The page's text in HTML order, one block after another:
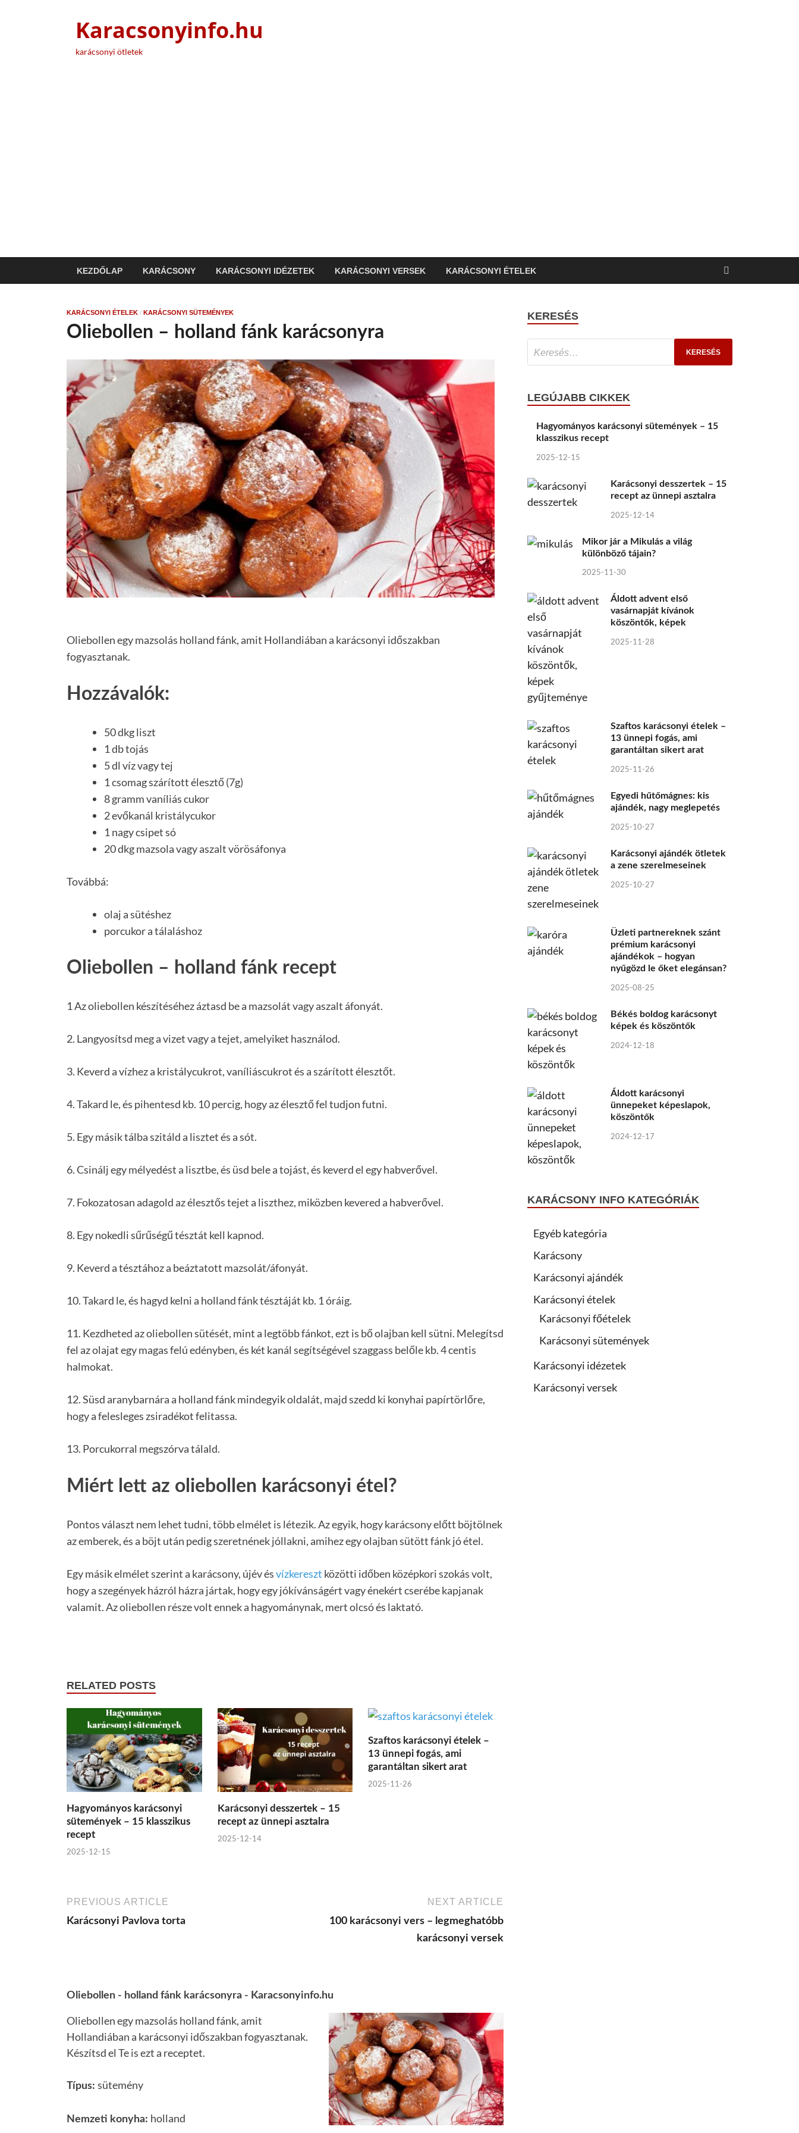
Karacsonyinfo.hu
karácsonyi ötletek
KEZDŐLAP KARÁCSONY KARÁCSONYI IDÉZETEK KARÁCSONYI VERSEK KARÁCSONYI ÉTELEK
KARÁCSONYI ÉTELEK / KARÁCSONYI SÜTEMÉNYEK
Oliebollen – holland fánk karácsonyra
Oliebollen egy mazsolás holland fánk, amit Hollandiában a karácsonyi időszakban
fogyasztanak.
Hozzávalók:
50 dkg liszt
1 db tojás
5 dl víz vagy tej
1 csomag szárított élesztő (7g)
8 gramm vaníliás cukor
2 evőkanál kristálycukor
1 nagy csipet só
20 dkg mazsola vagy aszalt vörösáfonya
Továbbá:
olaj a sütéshez
porcukor a tálaláshoz
Oliebollen – holland fánk recept
1 Az oliebollen készítéséhez áztasd be a mazsolát vagy aszalt áfonyát.
2. Langyosítsd meg a vizet vagy a tejet, amelyiket használod.
3. Keverd a vízhez a kristálycukrot, vaníliáscukrot és a szárított élesztőt.
4. Takard le, és pihentesd kb. 10 percig, hogy az élesztő fel tudjon futni.
5. Egy másik tálba szitáld a lisztet és a sót.
6. Csinálj egy mélyedést a lisztbe, és üsd bele a tojást, és keverd el egy habverővel.
7. Fokozatosan adagold az élesztős tejet a liszthez, miközben kevered a habverővel.
8. Egy nokedli sűrűségű tésztát kell kapnod.
9. Keverd a tésztához a beáztatott mazsolát/áfonyát.
10. Takard le, és hagyd kelni a holland fánk tésztáját kb. 1 óráig.
11. Kezdheted az oliebollen sütését, mint a legtöbb fánkot, ezt is bő olajban kell sütni. Melegítsd
fel az olajat egy magas felú edényben, és két kanál segítségével szaggass belőle kb. 4 centis
halmokat.
12. Süsd aranybarnára a holland fánk mindegyik oldalát, majd szedd ki konyhai papírtörlőre,
hogy a felesleges zsiradékot felitassa.
13. Porcukorral megszórva tálald.
Miért lett az oliebollen karácsonyi étel?
Pontos választ nem lehet tudni, több elmélet is létezik. Az egyik, hogy karácsony előtt böjtölnek
az emberek, és a böjt után pedig szeretnének jóllakni, amihez egy olajban sütött fánk jó étel.
Egy másik elmélet szerint a karácsony, újév ésvízkereszt közötti időben középkori szokás volt,
hogy a szegények házról házra jártak, hogy egy jókívánságért vagy énekért cserébe kapjanak
valamit. Az oliebollen része volt ennek a hagyománynak, mert olcsó és laktató.
RELATED POSTS
Hagyományos karácsonyi
sütemények – 15 klasszikus
recept
2025-12-15
Karácsonyi desszertek – 15
recept az ünnepi asztalra
2025-12-14
Szaftos karácsonyi ételek –
13 ünnepi fogás, ami
garantáltan sikert arat
2025-11-26
PREVIOUS ARTICLE
Karácsonyi Pavlova torta
NEXT ARTICLE
100 karácsonyi vers – legmeghatóbb
karácsonyi versek
Oliebollen - holland fánk karácsonyra - Karacsonyinfo.hu
Oliebollen egy mazsolás holland fánk, amit
Hollandiában a karácsonyi időszakban fogyasztanak.
Készítsd el Te is ezt a receptet.
Típus: sütemény
Nemzeti konyha: holland
KERESÉS
LEGÚJABB CIKKEK
Hagyományos karácsonyi sütemények – 15
klasszikus recept
2025-12-15
Karácsonyi desszertek – 15
recept az ünnepi asztalra
2025-12-14
Mikor jár a Mikulás a világ
különböző tájain?
2025-11-30
Áldott advent első
vasárnapját kívánok
köszöntők, képek
2025-11-28
Szaftos karácsonyi ételek –
13 ünnepi fogás, ami
garantáltan sikert arat
2025-11-26
Egyedi hűtőmágnes: kis
ajándék, nagy meglepetés
2025-10-27
Karácsonyi ajándék ötletek
a zene szerelmeseinek
2025-10-27
Üzleti partnereknek szánt
prémium karácsonyi
ajándékok – hogyan
nyűgözd le őket elegánsan?
2025-08-25
Békés boldog karácsonyt
képek és köszöntők
2024-12-18
Áldott karácsonyi
ünnepeket képeslapok,
köszöntők
2024-12-17
KARÁCSONY INFO KATEGÓRIÁK
Egyéb kategória
Karácsony
Karácsonyi ajándék
Karácsonyi ételek
Karácsonyi főételek
Karácsonyi sütemények
Karácsonyi idézetek
Karácsonyi versek